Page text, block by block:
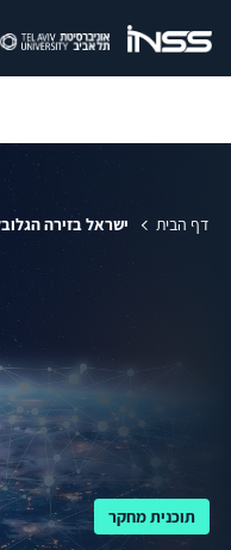
דף הבית ישראל בזירה
תוכנית מחקר